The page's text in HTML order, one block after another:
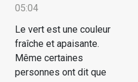
05:04
Le vert est une couleur
fraîche et apaisante.
Même certaines
personnes ont dit que